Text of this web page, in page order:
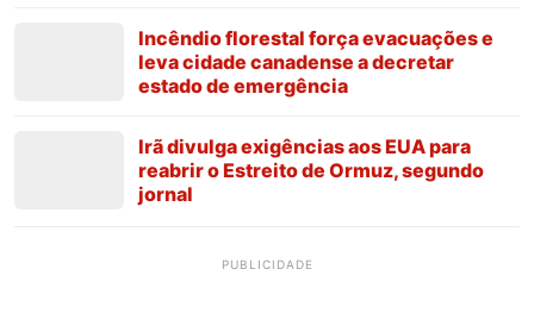
Incêndio florestal força evacuações e
leva cidade canadense a decretar
estado de emergência
Irã divulga exigências aos EUA para
reabrir o Estreito de Ormuz, segundo
jornal
PUBLICIDADE